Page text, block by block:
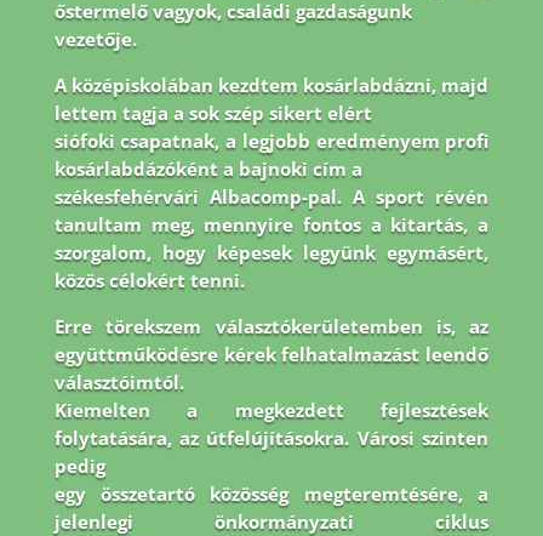
őstermelő vagyok, családi gazdaságunk
vezetője.
A középiskolában kezdtem kosárlabdázni, majd
lettem tagja a sok szép sikert elért
siófoki csapatnak, a legjobb eredményem profi
kosárlabdázóként a bajnoki cím a
székesfehérvári Albacomp-pal. A sport révén
tanultam meg, mennyire fontos a kitartás, a
szorgalom, hogy képesek legyünk egymásért,
közös célokért tenni.
Erre törekszem választókerületemben is, az
együttműködésre kérek felhatalmazást leendő
választóimtól.
Kiemelten a megkezdett fejlesztések
folytatására, az útfelújításokra. Városi szinten
pedig
egy összetartó közösség megteremtésére, a
jelenlegi önkormányzati ciklus